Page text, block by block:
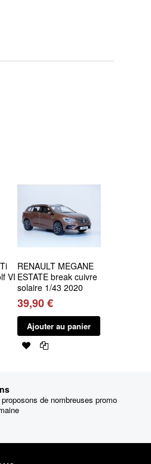
VI
RENAULT MEGANE
ESTATE break cuivre
solaire 1/43 2020
39,90 €
Ajouter au panier
de nombreuses promo